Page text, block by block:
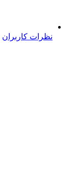
نظرات کاربران